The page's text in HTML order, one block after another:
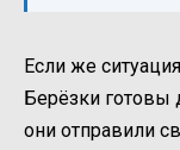
Если же
Берёзки готовы
они отправили